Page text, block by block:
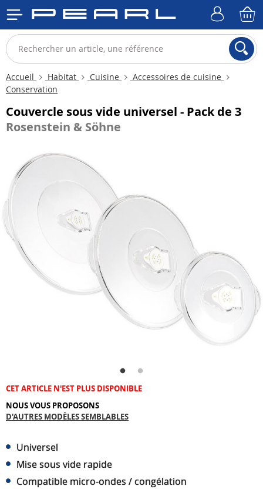
Accueil Habitat Cuisine
Accessoires de cuisine
Conservation
Couvercle sous vide universel - Pack de 3
Rosenstein & Söhne
CET ARTICLE N'EST PLUS DISPONIBLE
NOUS VOUS PROPOSONS
D'AUTRES MODÈLES SEMBLABLES
Universel
Mise sous vide rapide
Compatible micro-ondes / congélation